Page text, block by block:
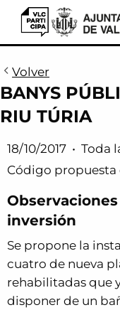
Volver
BANYS
RIU TÚRIA
18/10/2017 • Toda
Código propuesta
inversión
Se propone la
cuatro de nueva
rehabilitadas que
disponer de un